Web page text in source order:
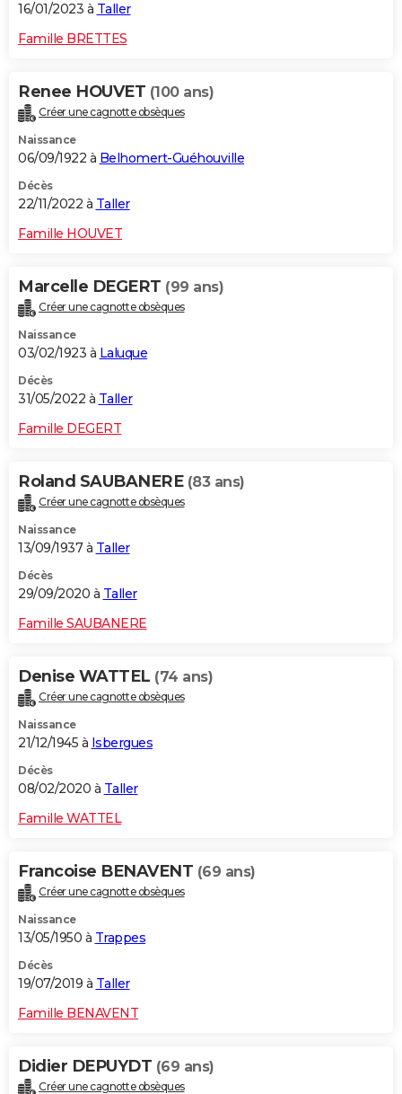
16/01/2023 à Taller
Famille BRETTES
Renee HOUVET (100 ans)
Créer une cagnotte obsèques
Naissance
06/09/1922 à Belhomert-Guéhouville
Décès
22/11/2022 à Taller
Famille HOUVET
Marcelle DEGERT (99 ans)
Créer une cagnotte obsèques
Naissance
03/02/1923 à Laluque
Décès
31/05/2022 à Taller
Famille DEGERT
Roland SAUBANERE (83 ans)
Créer une cagnotte obsèques
Naissance
13/09/1937 à Taller
Décès
29/09/2020 à Taller
Famille SAUBANERE
Denise WATTEL (74 ans)
Créer une cagnotte obsèques
Naissance
21/12/1945 à Isbergues
Décès
08/02/2020 à Taller
Famille WATTEL
Francoise BENAVENT (69 ans)
Créer une cagnotte obsèques
Naissance
13/05/1950 à Trappes
Décès
19/07/2019 à Taller
Famille BENAVENT
Didier DEPUYDT (69 ans)
Créer une cagnotte obsèques